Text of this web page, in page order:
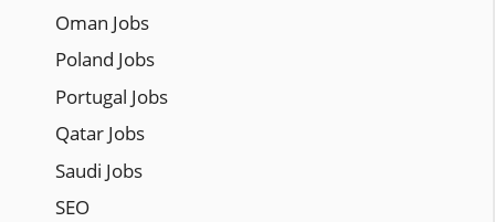
Oman Jobs
Poland Jobs
Portugal Jobs
Qatar Jobs
Saudi Jobs
SEO